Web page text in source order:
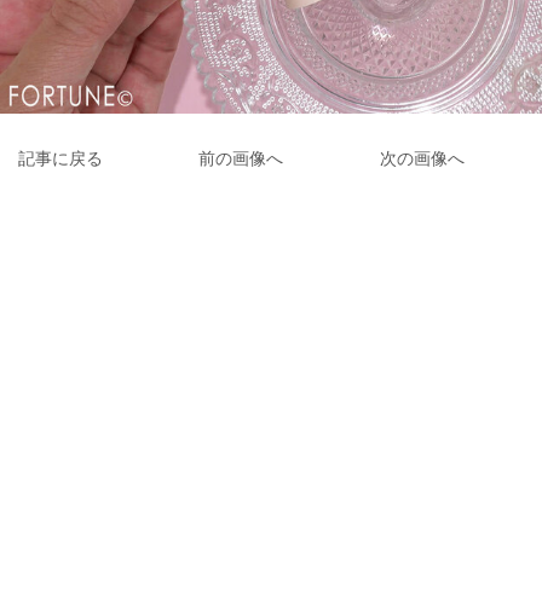
記事に戻る 前の画像へ 次の画像へ